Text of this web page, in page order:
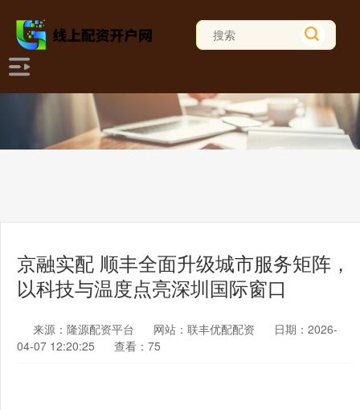
京融实配 顺丰全面升级城市服务矩阵，
以科技与温度点亮深圳国际窗口
来源：隆源配资平台 网站：联丰优配配资
日期：2026-
04-07 12:20:25
查看：75